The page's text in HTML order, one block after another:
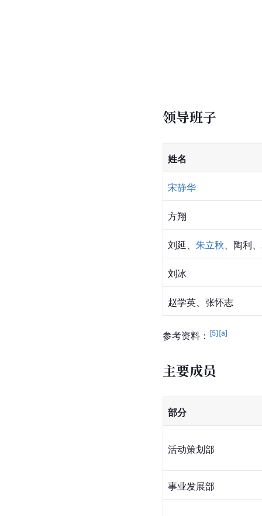
领导班子
姓名
宋静华
方翔
刘延、 朱立秋 、陶利
刘冰
赵学英、张怀志
参考资料： [5] [a]
主要成员
部分
活动策划部
事业发展部